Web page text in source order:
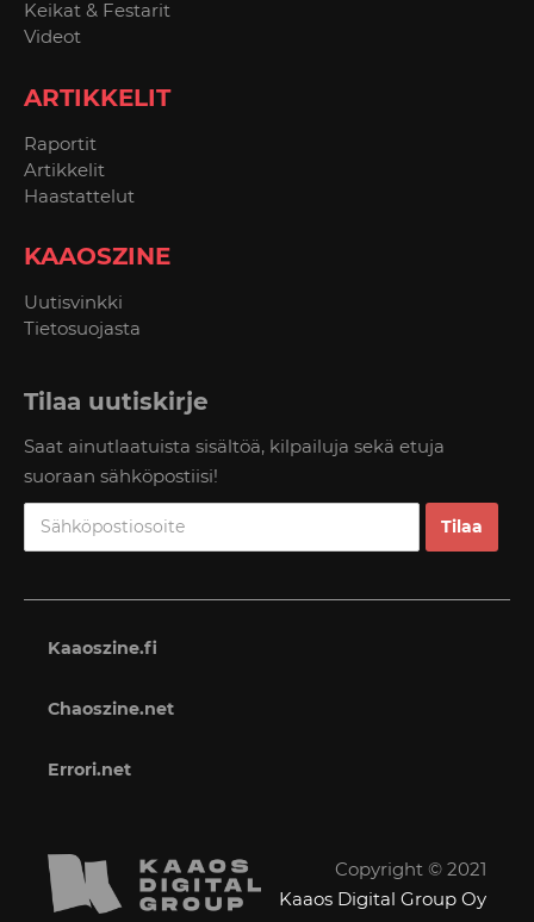
Keikat & Festarit
Videot
ARTIKKELIT
Raportit
Artikkelit
Haastattelut
KAAOSZINE
Uutisvinkki
Tietosuojasta
Tilaa uutiskirje
Saat ainutlaatuista sisältöä, kilpailuja sekä etuja
suoraan sähköpostiisi!
Kaaoszine.fi
Chaoszine.net
Errori.net
Copyright © 2021
Kaaos Digital Group Oy